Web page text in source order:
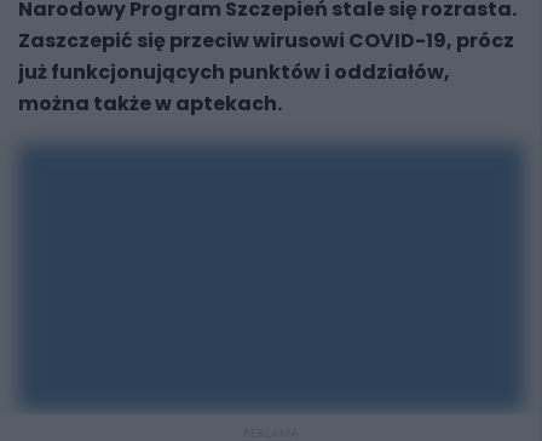
Narodowy Program Szczepień stale się rozrasta.
Zaszczepić się przeciw wirusowi COVID-19, prócz
już funkcjonujących punktów i oddziałów,
można także w aptekach.